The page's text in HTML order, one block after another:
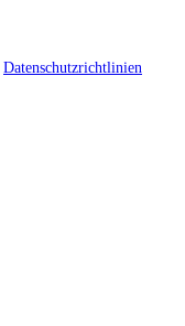
Datenschutzrichtlinien